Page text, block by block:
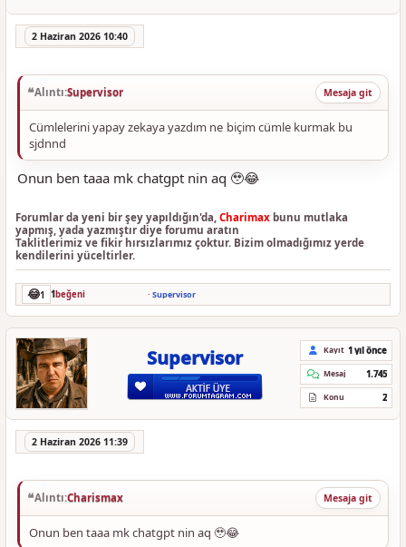
2 Haziran 2026 10:40
Alıntı:Supervisor Mesaja git
Cümlelerini yapay zekaya yazdım ne biçim cümle kurmak bu
sjdnnd
Onun ben taaa mk chatgpt nin aq 🥹😂
Forumlar da yeni bir şey yapıldığın'da, Charimax bunu mutlaka
yapmış, yada yazmıştır diye forumu aratın
Taklitlerimiz ve fikir hırsızlarımız çoktur. Bizim olmadığımız yerde
kendilerini yüceltirler.
😂1 1beğeni · Supervisor
Supervisor Kayıt 1 yıl önce
Mesaj 1.745
Konu 2
2 Haziran 2026 11:39
Alıntı:Charismax Mesaja git
Onun ben taaa mk chatgpt nin aq 🥹😂